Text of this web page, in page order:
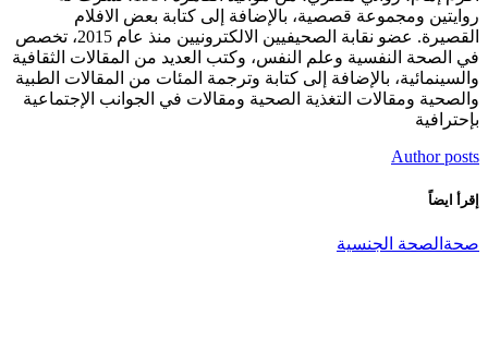
روايتين ومجموعة قصصية، بالإضافة إلى كتابة بعض الافلام
القصيرة. عضو نقابة الصحيفيين الالكترونيين منذ عام 2015، تخصص
في الصحة النفسية وعلم النفس، وكتب العديد من المقالات الثقافية
والسينمائية، بالإضافة إلى كتابة وترجمة المئات من المقالات الطبية
والصحية ومقالات التغذية الصحية ومقالات في الجوانب الإجتماعية
بإحترافية
Author posts
إقرأ ايضاً
صحة الصحة الجنسية